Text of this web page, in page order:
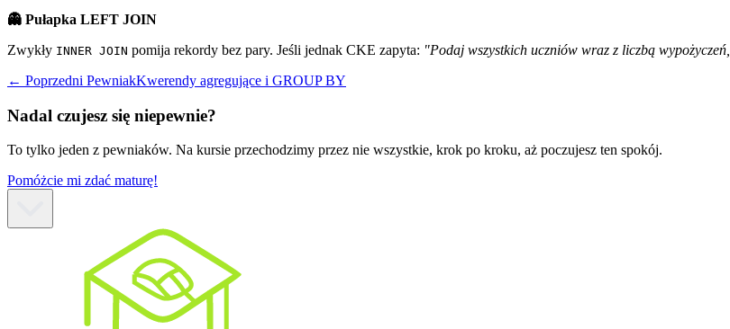
👻 Pułapka LEFT JOIN
Zwykły INNER JOIN pomija rekordy bez pary. Jeśli jednak CKE zapyta: "Podaj wszystkich uczniów wraz z liczbą wypożyczeń,
← Poprzedni PewniakKwerendy agregujące i GROUP BY
Nadal czujesz się niepewnie?
To tylko jeden z pewniaków. Na kursie przechodzimy przez nie wszystkie, krok po kroku, aż poczujesz ten spokój.
Pomóżcie mi zdać maturę!